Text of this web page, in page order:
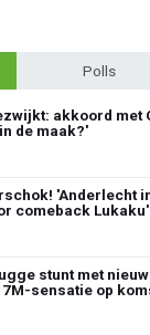
Polls
akkoord met
de maak?'
'Anderlecht
comeback Lukaku'
stunt met
sensatie op